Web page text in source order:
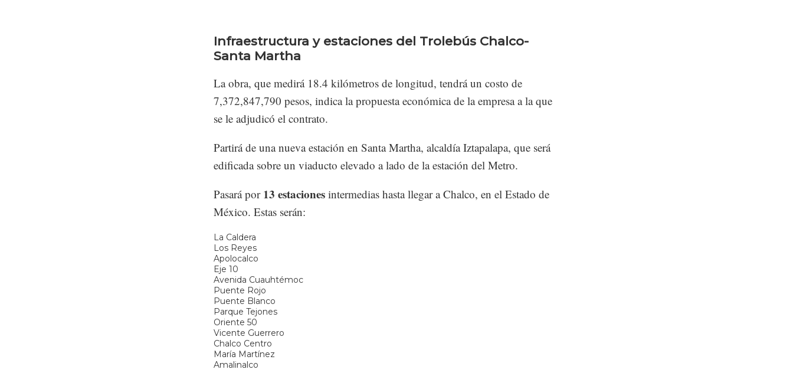
Infraestructura y estaciones del Trolebús Chalco-
Santa Martha
La obra, que medirá 18.4 kilómetros de longitud, tendrá un costo de
7,372,847,790 pesos, indica la propuesta económica de la empresa a la que
se le adjudicó el contrato.
Partirá de una nueva estación en Santa Martha, alcaldía Iztapalapa, que será
edificada sobre un viaducto elevado a lado de la estación del Metro.
Pasará por 13 estaciones intermedias hasta llegar a Chalco, en el Estado de
México. Estas serán:
La Caldera
Los Reyes
Apolocalco
Eje 10
Avenida Cuauhtémoc
Puente Rojo
Puente Blanco
Parque Tejones
Oriente 50
Vicente Guerrero
Chalco Centro
María Martínez
Amalinalco